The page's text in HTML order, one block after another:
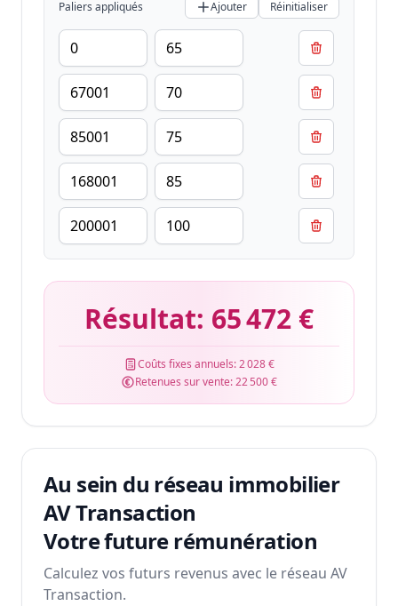
Paliers appliqués Ajouter Réinitialiser
Résultat: 65 472 €
Coûts fixes annuels:2 028 €
Retenues sur vente:22 500 €
Au sein du réseau immobilier
AV Transaction
Votre future rémunération
Calculez vos futurs revenus avec le réseau AV
Transaction.